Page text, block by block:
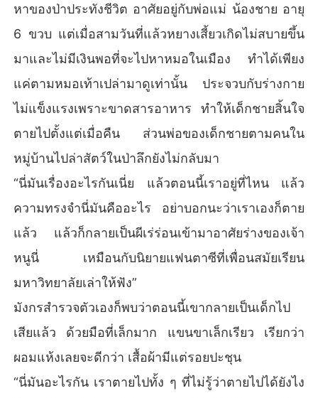
หาของป่าประทังชีวิต อาศัยอยู่กับพ่อแม่ น้องชาย อายุ
6 ขวบ แต่เมื่อสามวันที่แล้วหยางเสี้ยวเกิดไม่สบายขึ้น
มาและไม่มีเงินพอที่จะไปหาหมอในเมือง ทำได้เพียง
แค่ตามหมอเท้าเปล่ามาดูเท่านั้น ประจวบกับร่างกาย
ไม่แข็งแรงเพราะขาดสารอาหาร ทำให้เด็กชายสิ้นใจ
ตายไปตั้งแต่เมื่อคืน ส่วนพ่อของเด็กชายตามคนใน
หมู่บ้านไปล่าสัตว์ในป่าลึกยังไม่กลับมา
“นี่มันเรื่องอะไรกันเนี่ย แล้วตอนนี้เราอยู่ที่ไหน แล้ว
ความทรงจำนี่มันคืออะไร อย่าบอกนะว่าเราเองก็ตาย
แล้ว แล้วก็กลายเป็นผีเร่ร่อนเข้ามาอาศัยร่างของเจ้า
หนูนี่ เหมือนกับนิยายแฟนตาซีที่เพื่อนสมัยเรียน
มหาวิทยาลัยเล่าให้ฟัง”
มังกรสำรวจตัวเองก็พบว่าตอนนี้เขากลายเป็นเด็กไป
เสียแล้ว ด้วยมือที่เล็กมาก แขนขาเล็กเรียว เรียกว่า
ผอมแห้งเลยจะดีกว่า เสื้อผ้ามีแต่รอยปะชุน
“นี่มันอะไรกัน เราตายไปทั้ง ๆ ที่ไม่รู้ว่าตายไปได้ยังไง